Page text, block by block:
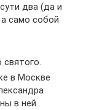
два (да и
само собой
святого.
в Москве
в ней